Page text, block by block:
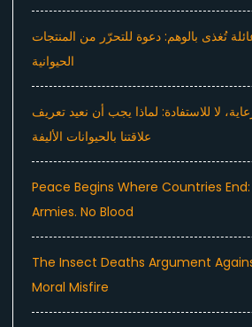
تُغذى بالوهم: دعوة للتحرّر من المنتجات
الحيوانية
لا للاستفادة: لماذا يجب أن نعيد تعريف
علاقتنا بالحيوانات الأليفة
Peace Begins Where Countries End:
Armies. No Blood
The Insect Deaths Argument
Moral Misfire